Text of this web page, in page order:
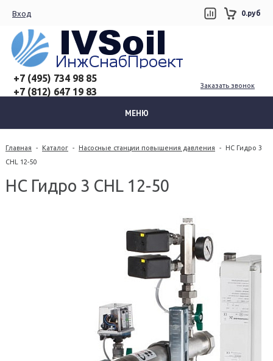
Вход 0.руб
+7 (495) 734 98 85
+7 (812) 647 19 83
Заказать звонок
МЕНЮ
Главная - Каталог - Насосные станции повышения давления - НС Гидро 3
CHL 12-50
НС Гидро 3 CHL 12-50